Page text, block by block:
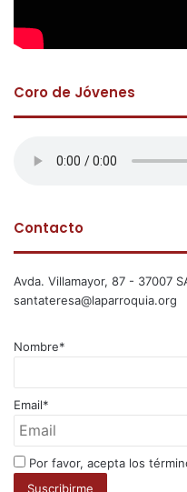
Coro de Jóvenes
Contacto
Avda. Villamayor, 87 - 37007
santateresa@laparroquia.org
Nombre*
Email*
Por favor, acepta los